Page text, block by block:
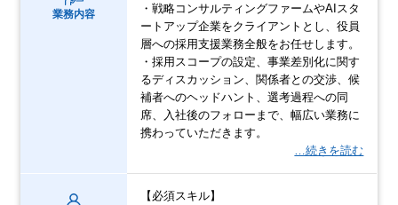
業務内容
・戦略コンサルティングファームやAIスタ
ートアップ企業をクライアントとし、役員
層への採用支援業務全般をお任せします。
・採用スコープの設定、事業差別化に関す
るディスカッション、関係者との交渉、候
補者へのヘッドハント、選考過程への同
席、入社後のフォローまで、幅広い業務に
携わっていただきます。
…続きを読む
【必須スキル】